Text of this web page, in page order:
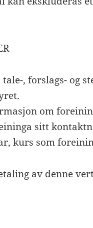
, forslags- og
om
sitt
kurs som
av denne